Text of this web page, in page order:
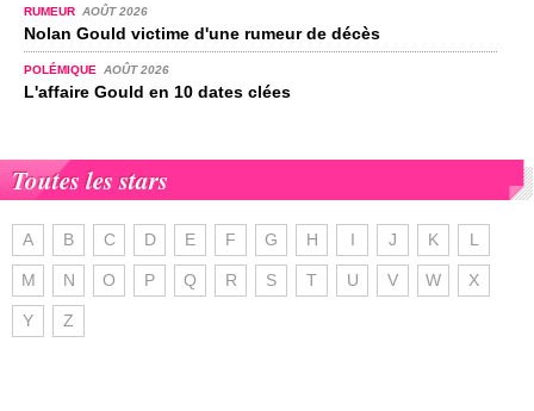
RUMEUR AOÛT 2026
Nolan Gould victime d'une rumeur de décès
POLÉMIQUE AOÛT 2026
L'affaire Gould en 10 dates clées
Toutes les stars
A B C D E F G H I J K L
M N O P Q R S T U V W X
Y Z